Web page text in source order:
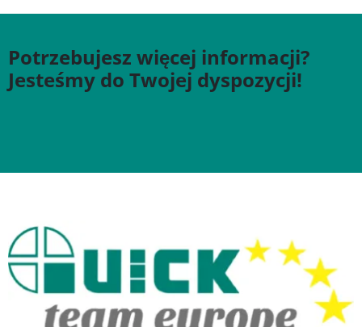
Potrzebujesz więcej informacji?
Jesteśmy do Twojej dyspozycji!